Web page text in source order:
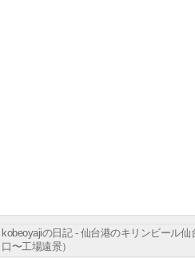
kobeoyajiの日記 - 仙台港のキリンビール
口〜工場遠景）